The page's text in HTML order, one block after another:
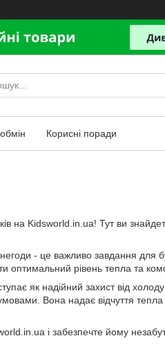
Корисні поради
на Kidsworld.in.ua! Тут ви
- це важливо завдання для
оптимальний рівень тепла та
як надійний захист від
Вона надає відчуття тепла
і забезпечте йому